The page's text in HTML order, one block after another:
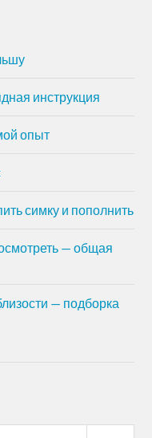
инструкция
опыт
симку и пополнить
— общая
— подборка